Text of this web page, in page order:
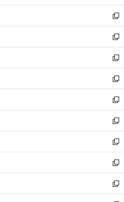
開
く
ウ
で
開
く
ン
ド
ウ
で
開
く
ウ
ィ
ン
ド
ウ
で
開
く
新
し
い
ウ
ィ
ン
ド
ウ
で
開
く
新
し
い
ウ
ィ
ン
ド
ウ
で
開
く
新
し
い
ウ
ィ
ン
ド
ウ
で
開
く
新
し
い
ウ
ィ
ン
ド
ウ
で
開
く
新
し
い
ウ
ィ
ン
ド
ウ
で
開
新
し
い
ウ
ィ
ン
ド
ウ
新
し
い
ウ
ィ
ン
新
し
い
ウ
新
し